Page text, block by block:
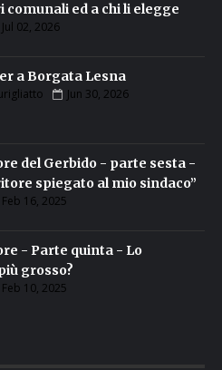
comunali ed a chi li elegge
Jul 02, 2026
a Borgata Lesna
Jun 30, 2026
del Gerbido - parte sesta -
spiegato al mio sindaco”
Feb 16, 2025
- Parte quinta - Lo
grosso?
Feb 10, 2025